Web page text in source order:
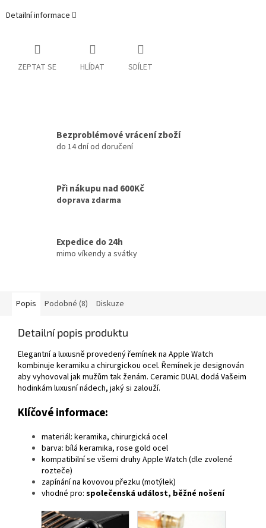
Detailní informace
ZEPTAT SE HLÍDAT SDÍLET
Bezproblémové vrácení zboží
do 14 dní od doručení
Při nákupu nad 600Kč
doprava zdarma
Expedice do 24h
mimo víkendy a svátky
Popis Podobné (8) Diskuze
Detailní popis produktu
Elegantní a luxusně provedený řemínek na Apple Watch
kombinuje keramiku a chirurgickou ocel. Řemínek je designován
aby vyhovoval jak mužům tak ženám. Ceramic DUAL dodá Vašeim
hodinkám luxusní nádech, jaký si zalouží.
Klíčové informace:
materiál: keramika, chirurgická ocel
barva: bílá keramika, rose gold ocel
kompatibilní se všemi druhy Apple Watch (dle zvolené
rozteče)
zapínání na kovovou přezku (motýlek)
vhodné pro: společenská událost, běžné nošení